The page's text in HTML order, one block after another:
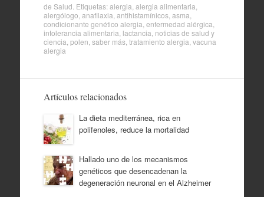
de Salud . Etiquetas:alergia alergia alimentaria
alergólogo anafilaxia antihistamínicos, asma
condicionante genético alergia enfermedad alérgica
intolerancia alimentaria lactancia noticias de salud y
ciencia polen saber más, tratamiento alergia vacuna
alergia
Artículos relacionados
La dieta mediterránea, rica en
polifenoles, reduce la mortalidad
Hallado uno de los mecanismos
genéticos que desencadenan la
degeneración neuronal en el Alzheimer